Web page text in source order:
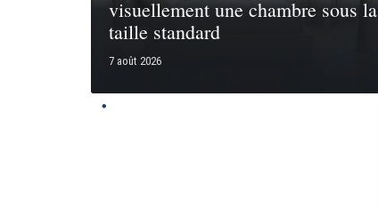
visuellement une chambre sous la
taille standard
7 août 2026